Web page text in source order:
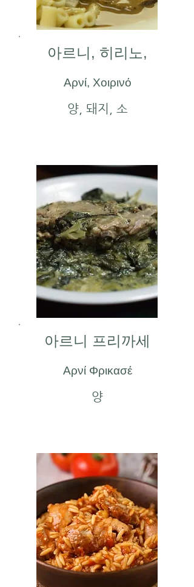
아르니, 히리노,
Αρνί, Χοιρινό
양, 돼지, 소
아르니 프리까세
Αρνί Φρικασέ
양